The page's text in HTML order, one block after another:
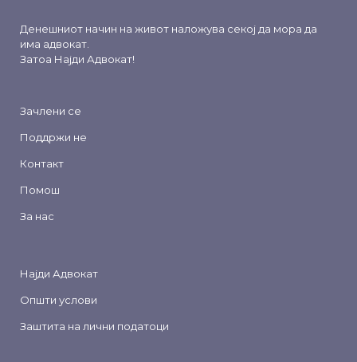
Денешниот начин на живот наложува секој да мора да
има адвокат.
Затоа Најди Адвокат!
Зачлени се
Поддржи не
Контакт
Помош
За нас
Најди Адвокат
Општи услови
Заштита на лични податоци